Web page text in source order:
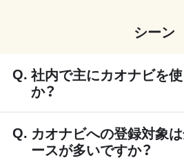
シーン
社内で主にカオナビを
か？
カオナビへの登録対象
ースが多いですか？